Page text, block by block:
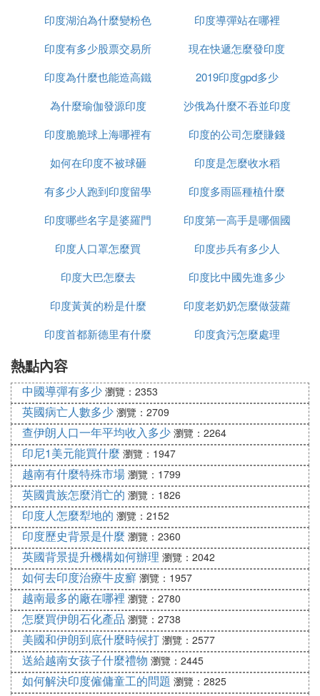
何幫助所有人保持健康。最近，斯瓦米·蘭德福還獲
英國政府頒發的瑜伽大師獎。據說，斯瓦米·蘭德福
目前擁有世界上最多的追隨者。
看完上面瑜伽傳承任務的介紹，大家是不是發現沒有
一個女人，全部都是男人；因為瑜伽發源於印度，很
多體式都是為男人的身體設計的，剛開始只有男人練
習瑜伽，而且只有印度貴族男士才可以練習，密不外
傳的；後來就像佛教文化一樣被廣泛流傳和推行，使
得越來越多的人認識瑜伽的好處，女性也加入進來；
發展到現今，因為男士每天忙於生活奔波，練習的男
榴槤
印度湖泊為什麼變粉色
印度導彈站在哪裡
印度有多少股票交易所
現在快遞怎麼發印度
印度為什麼也能造高鐵
2019印度gpd多少
為什麼瑜伽發源印度
沙俄為什麼不吞並印度
印度脆脆球上海哪裡有
印度的公司怎麼賺錢
如何在印度不被球砸
印度是怎麼收水稻
有多少人跑到印度留學
印度多雨區種植什麼
印度哪些名字是婆羅門
種姓
印度第一高手是哪個國
家
印度人口罩怎麼買
印度步兵有多少人
印度大巴怎麼去
印度比中國先進多少
印度黃黃的粉是什麼
印度老奶奶怎麼做菠蘿
印度首都新德里有什麼
印度貪污怎麼處理
熱點內容
中國導彈有多少 瀏覽：2353
英國病亡人數多少 瀏覽：2709
查伊朗人口一年平均收入多少 瀏覽：2264
印尼1美元能買什麼 瀏覽：1947
越南有什麼特殊市場 瀏覽：1799
英國貴族怎麼消亡的 瀏覽：1826
印度人怎麼犁地的 瀏覽：2152
印度歷史背景是什麼 瀏覽：2360
英國背景提升機構如何辦理 瀏覽：2042
如何去印度治療牛皮癬 瀏覽：1957
越南最多的廠在哪裡 瀏覽：2780
怎麼買伊朗石化產品 瀏覽：2738
美國和伊朗到底什麼時候打 瀏覽：2577
送給越南女孩子什麼禮物 瀏覽：2445
如何解決印度僱傭童工的問題 瀏覽：2825